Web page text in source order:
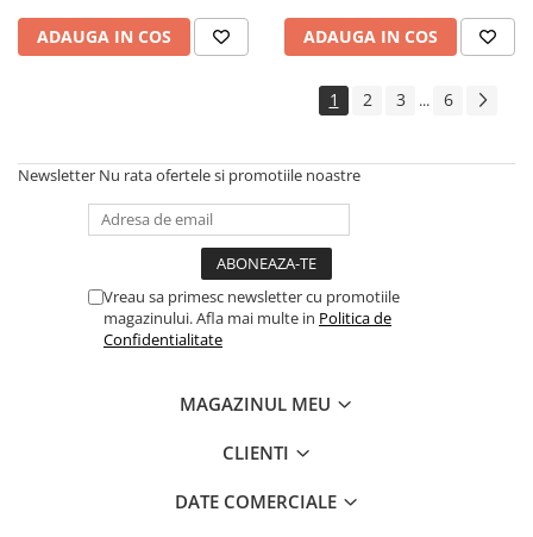
ADAUGA IN COS ADAUGA IN COS
1 2 3 ... 6
Newsletter Nu rata ofertele si promotiile noastre
Vreau sa primesc newsletter cu promotiile
magazinului. Afla mai multe in Politica de
Confidentialitate
MAGAZINUL MEU
CLIENTI
DATE COMERCIALE